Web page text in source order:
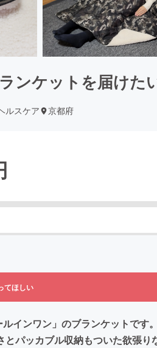
ンケットを届けた
ルスケア 京都府
てほしい
インワン」のブランケットです
パッカブル収納もついた欲張り